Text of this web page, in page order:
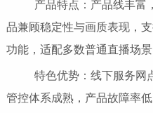
产品特点：产品线丰富
品兼顾稳定性与画质表现，
功能，适配多数普通直播场景
特色优势：线下服务网
管控体系成熟，产品故障率